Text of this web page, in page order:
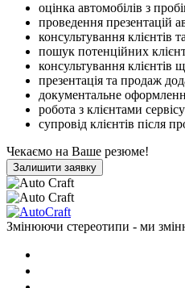
оцінка автомобілів з
проведення презентацій
консультування клієнтів
пошук потенційних
консультування клієнтів
презентація та продаж
документальне
робота з клієнтами сервісу
супровід клієнтів після
Чекаємо на Ваше резюме!
Залишити заявку
Змінюючи стереотипи - ми